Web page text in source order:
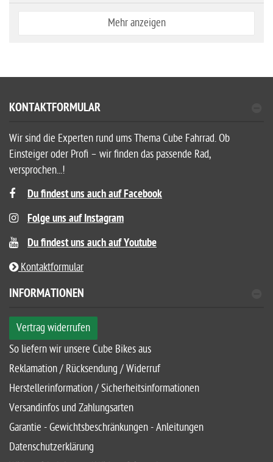
Mehr anzeigen
KONTAKTFORMULAR
Wir sind die Experten rund ums Thema Cube Fahrrad. Ob
Einsteiger oder Profi – wir finden das passende Rad,
versprochen...!
Du findest uns auch auf Facebook
Folge uns auf Instagram
Du findest uns auch auf Youtube
Kontaktformular
INFORMATIONEN
Vertrag widerrufen
So liefern wir unsere Cube Bikes aus
Reklamation / Rücksendung / Widerruf
Herstellerinformation / Sicherheitsinformationen
Versandinfos und Zahlungsarten
Garantie - Gewichtsbeschränkungen - Anleitungen
Datenschutzerklärung